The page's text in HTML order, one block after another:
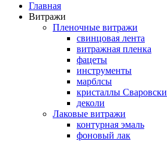
Главная
Витражи
Пленочные витражи
свинцовая лента
витражная пленка
фацеты
инструменты
марблсы
кристаллы Сваровски
деколи
Лаковые витражи
контурная эмаль
фоновый лак